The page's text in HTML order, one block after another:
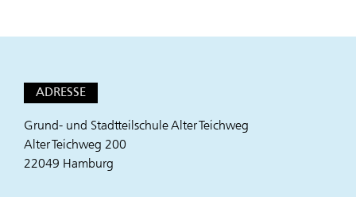
ADRESSE
Grund- und Stadtteilschule Alter Teichweg
Alter Teichweg 200
22049 Hamburg